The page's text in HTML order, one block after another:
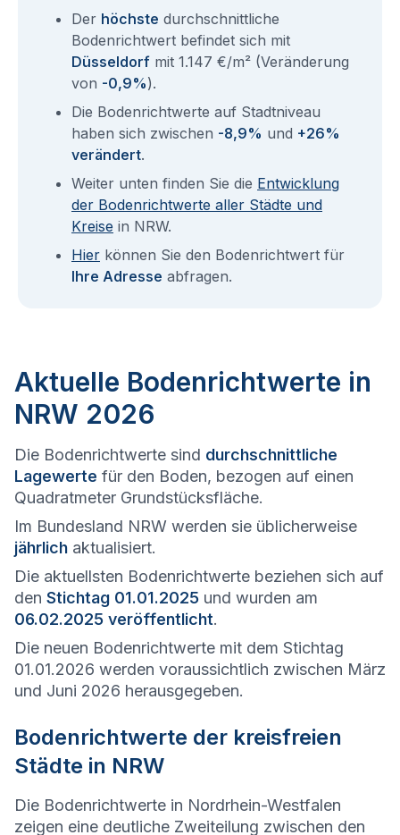
Der höchste durchschnittliche
Bodenrichtwert befindet sich mit
Düsseldorf mit 1.147 €/m² (Veränderung
von -0,9%).
Die Bodenrichtwerte auf Stadtniveau
haben sich zwischen -8,9% und +26%
verändert.
Weiter unten finden Sie die Entwicklung
der Bodenrichtwerte aller Städte und
Kreise in NRW.
Hier können Sie den Bodenrichtwert für
Ihre Adresse abfragen.
Aktuelle Bodenrichtwerte in
NRW 2026
Die Bodenrichtwerte sind durchschnittliche
Lagewerte für den Boden, bezogen auf einen
Quadratmeter Grundstücksfläche.
Im Bundesland NRW werden sie üblicherweise
jährlich aktualisiert.
Die aktuellsten Bodenrichtwerte beziehen sich auf
den Stichtag 01.01.2025 und wurden am
06.02.2025 veröffentlicht.
Die neuen Bodenrichtwerte mit dem Stichtag
01.01.2026 werden voraussichtlich zwischen März
und Juni 2026 herausgegeben.
Bodenrichtwerte der kreisfreien
Städte in NRW
Die Bodenrichtwerte in Nordrhein-Westfalen
zeigen eine deutliche Zweiteilung zwischen den